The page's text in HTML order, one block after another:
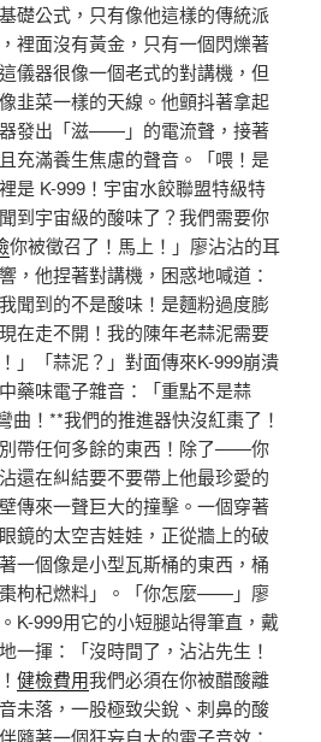
礎公式，只有像他這樣的傳統派
裡面沒有黃金，只有一個閃爍著
儀器很像一個老式的對講機，但
韭菜一樣的天線。他顫抖著拿起
發出「滋——」的電流聲，接著
充滿養生焦慮的聲音。「喂！是
是 K-999！宇宙水餃聯盟特級特
到宇宙級的酸味了？我們需要你
你被徵召了！馬上！」廖沾沾的耳
，他捏著對講機，困惑地喊道：
聞到的不是酸味！是麵粉過度膨
在走不開！我的陳年老蒜泥需要
」「蒜泥？」對面傳來K-999崩潰
藥味電子雜音：「重點不是蒜
曲！**我們的推進器快沒紅棗了！
帶任何多餘的東西！除了——你
還在糾結要不要帶上他最珍愛的
傳來一聲巨大的撞擊。一個穿著
鏡的太空吉娃娃，正從牆上的破
一個像是小型瓦斯桶的東西，桶
棗枸杞燃料」。「你怎麼——」廖
K-999用它的小短腿站得筆直，戴
一揮：「沒時間了，沾沾先生！
健檢費用我們必須在你被醋酸離
未落，一股極致尖銳、刺鼻的酸
隨著一個狂妄自大的電子音效：